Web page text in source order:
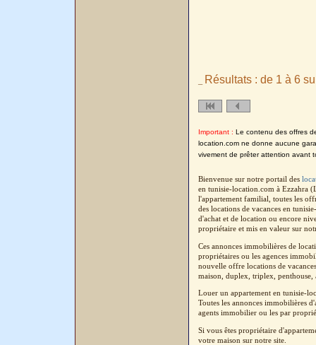
Résultats : de 1 à 6
Important : Le contenu des offres
location.com ne donne aucune
vivement de prêter attention avant
Bienvenue sur notre portail des
en tunisie-location.com à Ezzahra
l'appartement familial, toutes les
des locations de vacances en
d'achat et de location ou encore
propriétaire et mis en valeur sur
Ces annonces immobilières de
propriétaires ou les agences
nouvelle offre locations de
maison, duplex, triplex, penthouse,
Louer un appartement en tunisie-
Toutes les annonces immobilières
agents immobilier ou les par
Si vous êtes propriétaire
votre maison sur notre site.